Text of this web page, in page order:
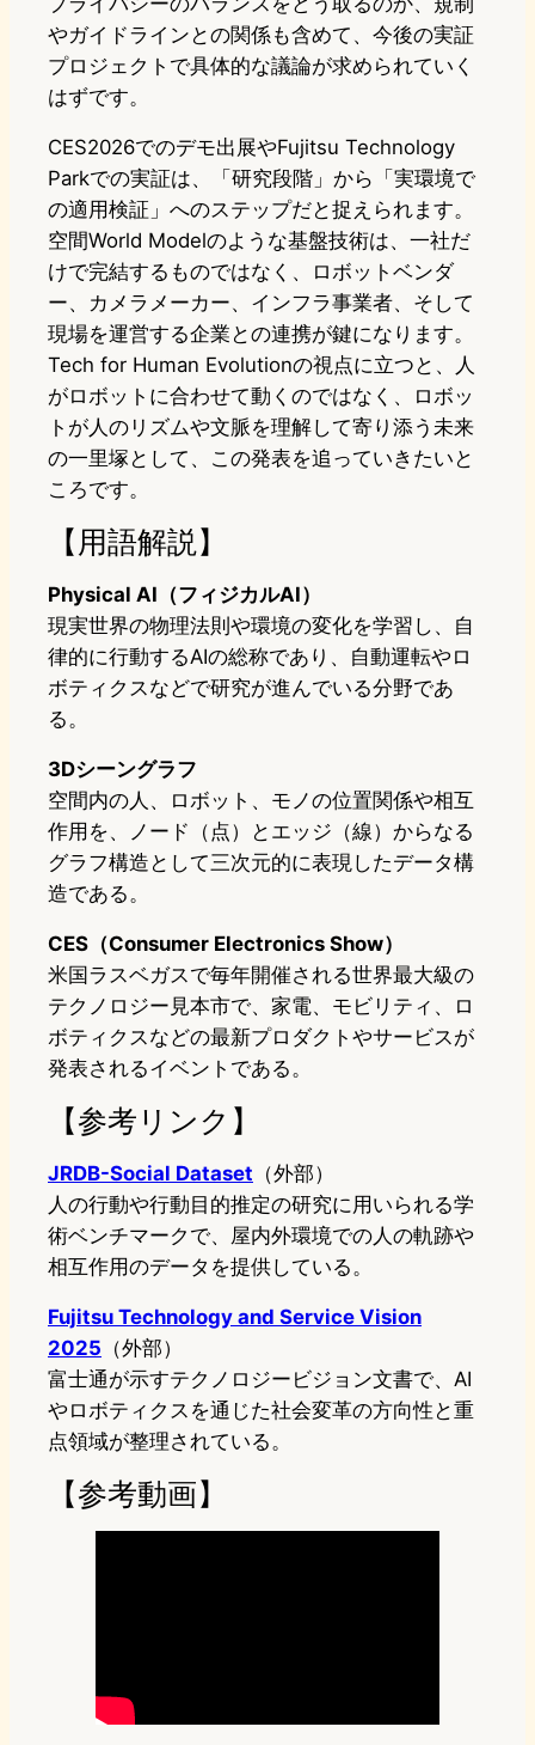
やガイドラインとの関係も含めて、今後の実証
プロジェクトで具体的な議論が求められていく
はずです。
CES2026でのデモ出展やFujitsu Technology
Parkでの実証は、「研究段階」から「実環境で
の適用検証」へのステップだと捉えられます。
空間World Modelのような基盤技術は、一社だ
けで完結するものではなく、ロボットベンダ
ー、カメラメーカー、インフラ事業者、そして
現場を運営する企業との連携が鍵になります。
Tech for Human Evolutionの視点に立つと、人
がロボットに合わせて動くのではなく、ロボッ
トが人のリズムや文脈を理解して寄り添う未来
の一里塚として、この発表を追っていきたいと
ころです。
【用語解説】
Physical AI（フィジカルAI）
現実世界の物理法則や環境の変化を学習し、自
律的に行動するAIの総称であり、自動運転やロ
ボティクスなどで研究が進んでいる分野であ
る。
3Dシーングラフ
空間内の人、ロボット、モノの位置関係や相互
作用を、ノード（点）とエッジ（線）からなる
グラフ構造として三次元的に表現したデータ構
造である。
CES（Consumer Electronics Show）
米国ラスベガスで毎年開催される世界最大級の
テクノロジー見本市で、家電、モビリティ、ロ
ボティクスなどの最新プロダクトやサービスが
発表されるイベントである。
【参考リンク】
JRDB-Social Dataset （外部）
人の行動や行動目的推定の研究に用いられる学
術ベンチマークで、屋内外環境での人の軌跡や
相互作用のデータを提供している。
Fujitsu Technology and Service Vision
2025 （外部）
富士通が示すテクノロジービジョン文書で、AI
やロボティクスを通じた社会変革の方向性と重
点領域が整理されている。
【参考動画】